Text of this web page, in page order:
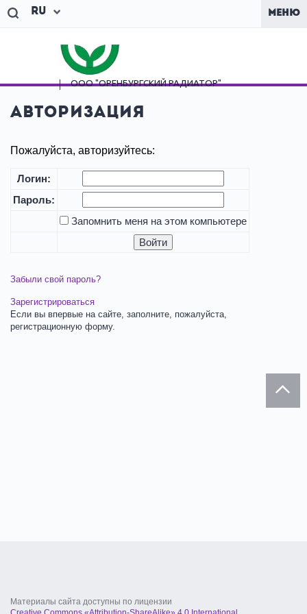
Ru МЕНЮ
ООО "ОРЕНБУРГСКИЙРАДИАТОР"
Авторизация
Пожалуйста, авторизуйтесь:
Логин:
Пароль:
Запомнить меня на этом компьютере
Забыли свой пароль?
Зарегистрироваться
Если вы впервые на сайте, заполните, пожалуйста,
регистрационную форму.
Материалы сайта доступны по лицензии